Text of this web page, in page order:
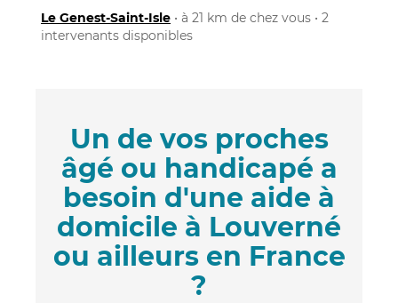
Le Genest-Saint-Isle • à 21 km de chez vous • 2
intervenants disponibles
Un de vos proches
âgé ou handicapé a
besoin d'une aide à
domicile à Louverné
ou ailleurs en France
?